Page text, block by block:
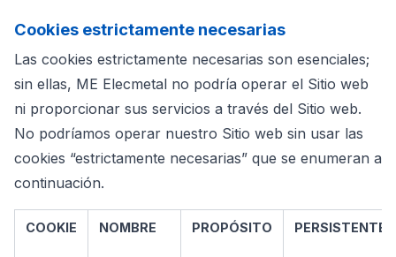
Cookies estrictamente necesarias
Las cookies estrictamente necesarias son esenciales;
sin ellas, ME Elecmetal no podría operar el Sitio web
ni proporcionar sus servicios a través del Sitio web.
No podríamos operar nuestro Sitio web sin usar las
cookies “estrictamente necesarias” que se enumeran a
continuación.
COOKIE NOMBRE PROPÓSITO PERSISTENTE/